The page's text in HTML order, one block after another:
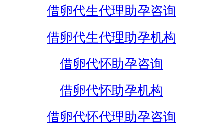
借卵代生代理助孕咨询
借卵代生代理助孕机构
借卵代怀助孕咨询
借卵代怀助孕机构
借卵代怀代理助孕咨询